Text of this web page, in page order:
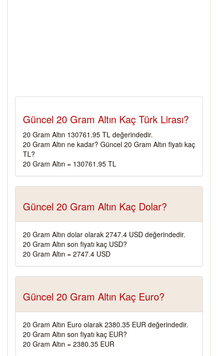
Güncel 20 Gram Altın Kaç Türk Lirası?
20 Gram Altın 130761.95 TL değerindedir.
20 Gram Altın ne kadar? Güncel 20 Gram Altın fiyatı kaç
TL?
20 Gram Altın = 130761.95 TL
Güncel 20 Gram Altın Kaç Dolar?
20 Gram Altın dolar olarak 2747.4 USD değerindedir.
20 Gram Altın son fiyatı kaç USD?
20 Gram Altın = 2747.4 USD
Güncel 20 Gram Altın Kaç Euro?
20 Gram Altın Euro olarak 2380.35 EUR değerindedir.
20 Gram Altın son fiyatı kaç EUR?
20 Gram Altın = 2380.35 EUR